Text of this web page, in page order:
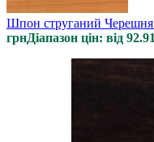
Шпон струганий Черешня
грнДіапазон цін: від